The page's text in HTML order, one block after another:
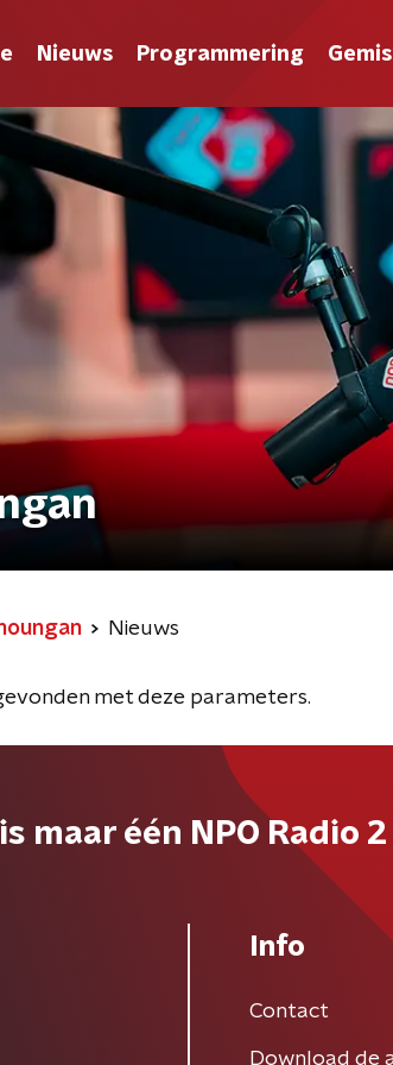
Nieuws Programmering
Nieuws
met deze parameters.
maar één NPO Radio 2
Info
Contact
Download de